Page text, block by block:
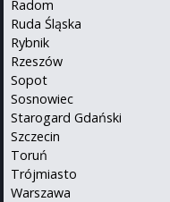
Radom
Ruda Śląska
Rybnik
Rzeszów
Sopot
Sosnowiec
Starogard Gdański
Szczecin
Toruń
Trójmiasto
Warszawa